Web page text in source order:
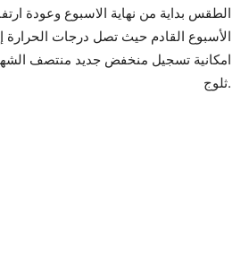
الطقس بداية من نهاية الاسبوع وعودة
امكانية تسجيل منخفض جديد منتصف
ثلوج.